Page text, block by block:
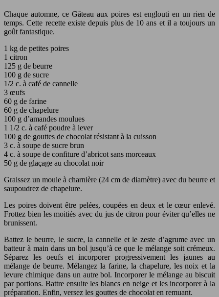
Chaque automne, ce Gâteau aux poires est englouti en un rien de
temps. Cette recette existe depuis plus de 10 ans et il a toujours un
goût fantastique.
1 kg de petites poires
1 citron
125 g de beurre
100 g de sucre
1/2 c. à café de cannelle
3 œufs
60 g de farine
60 g de chapelure
100 g d’amandes moulues
1 1/2 c. à café poudre à lever
100 g de gouttes de chocolat résistant à la cuisson
3 c. à soupe de sucre brun
4 c. à soupe de confiture d’abricot sans morceaux
50 g de glaçage au chocolat noir
Graissez un moule à charnière (24 cm de diamètre) avec du beurre et
saupoudrez de chapelure.
Les poires doivent être pelées, coupées en deux et le cœur enlevé.
Frottez bien les moitiés avec du jus de citron pour éviter qu’elles ne
brunissent.
Battez le beurre, le sucre, la cannelle et le zeste d’agrume avec un
batteur à main dans un bol jusqu’à ce que le mélange soit crémeux.
Séparez les oeufs et incorporer progressivement les jaunes au
mélange de beurre. Mélangez la farine, la chapelure, les noix et la
levure chimique dans un autre bol. Incorporer le mélange au biscuit
par portions. Battre ensuite les blancs en neige et les incorporer à la
préparation. Enfin, versez les gouttes de chocolat en remuant.